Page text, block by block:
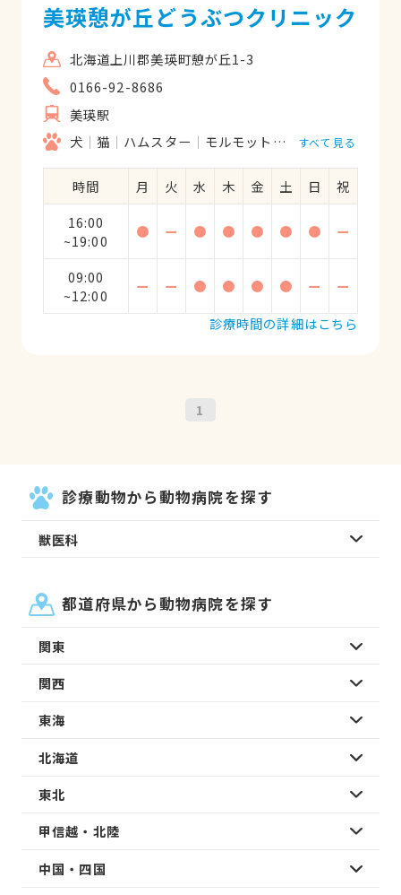
美瑛憩が丘どうぶつクリニック
北海道上川郡美瑛町憩が丘1-3
0166-92-8686
美瑛駅
犬
猫 ハムスター モルモット フェレット
すべて見る
時間 月 火 水 木 金 土 日
祝
16:00
~19:00
● ー ● ● ● ● ● ー
09:00
~12:00
ー ー ● ● ● ● ー
ー
診療時間の詳細はこちら
1
診療動物から動物病院を探す
獣医科
都道府県から動物病院を探す
関東
関西
東海
北海道
東北
甲信越・北陸
中国・四国